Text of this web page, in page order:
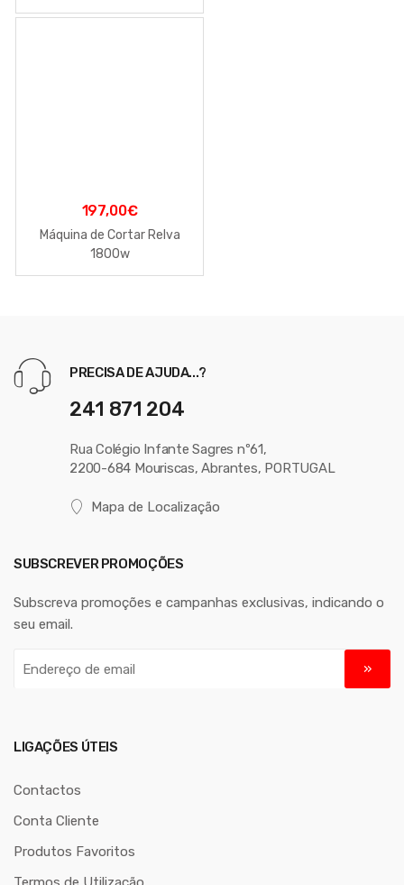
197,00€
Máquina de Cortar Relva
1800w
PRECISA DE AJUDA...?
241 871 204
Rua Colégio Infante Sagres nº61,
2200-684 Mouriscas, Abrantes, PORTUGAL
Mapa de Localização
SUBSCREVER PROMOÇÕES
Subscreva promoções e campanhas exclusivas, indicando o
seu email.
r
ç
e
e
LIGAÇÕES ÚTEIS
Contactos
Conta Cliente
Produtos Favoritos